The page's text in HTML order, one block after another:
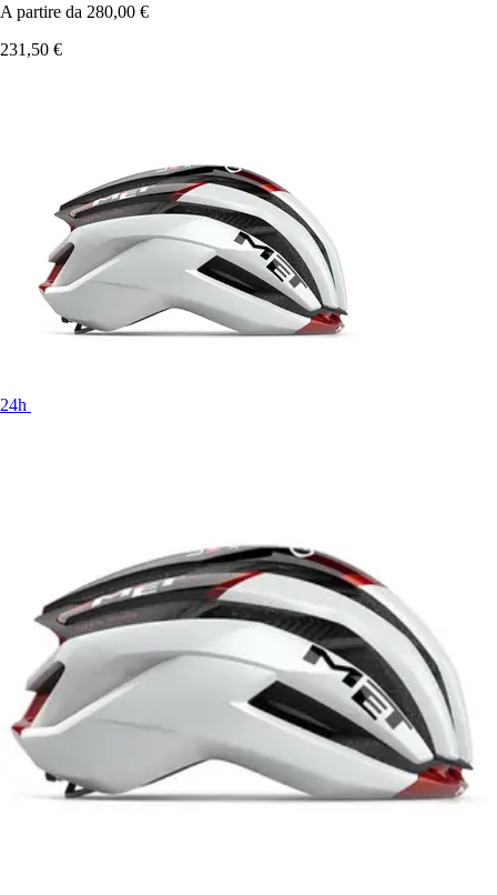
A partire da 280,00 €
231,50 €
24h